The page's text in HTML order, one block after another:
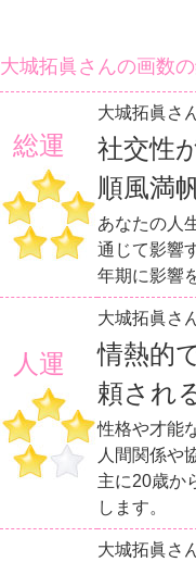
大城拓眞さんの画数
総運
大城拓眞さ
社交性
順風満
あなたの人
通じて影響
年期に影響
人運
大城拓眞さ
情熱的
頼され
性格や才能
人間関係や
主に20歳か
します。
大城拓眞さ